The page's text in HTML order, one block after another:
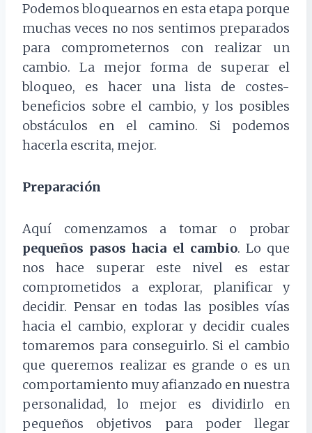
Podemos bloquearnos en esta etapa porque
muchas veces no nos sentimos preparados
para comprometernos con realizar un
cambio. La mejor forma de superar el
bloqueo, es hacer una lista de costes-
beneficios sobre el cambio, y los posibles
obstáculos en el camino. Si podemos
hacerla escrita, mejor.
Preparación
Aquí comenzamos a tomar o probar
pequeños pasos hacia el cambio. Lo que
nos hace superar este nivel es estar
comprometidos a explorar, planificar y
decidir. Pensar en todas las posibles vías
hacia el cambio, explorar y decidir cuales
tomaremos para conseguirlo. Si el cambio
que queremos realizar es grande o es un
comportamiento muy afianzado en nuestra
personalidad, lo mejor es dividirlo en
pequeños objetivos para poder llegar